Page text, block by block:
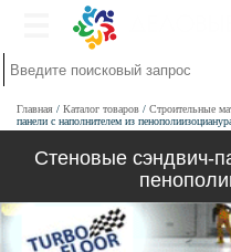
Главная Каталог товаров Строительные
панели с наполнителем из
Стеновые сэндвич-